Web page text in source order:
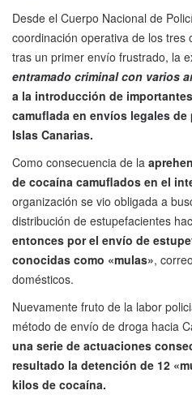
Desde el Cuerpo Nacional de
coordinación operativa de los tres
tras un primer envío frustrado, la
entramado criminal con varios
a la introducción de
camuflada en envíos legales
Islas Canarias.
Como consecuencia de la
de cocaína camuflados en el
organización se vio obligada a
distribución de estupefacientes
entonces por el envío de
conocidas como «mulas»,
domésticos.
Nuevamente fruto de la labor
método de envío de droga hacia
una serie de actuaciones
resultado la detención de 12
kilos de cocaína.